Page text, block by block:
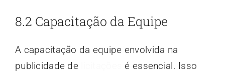
8.2 Capacitação da Equipe
A capacitação da equipe envolvida na
publicidade de
é essencial. Isso